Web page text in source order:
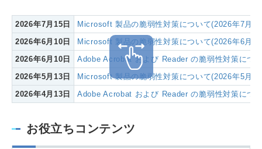
2026年7月15日
Microsoft 製品の脆弱性対策について(2026年7月)
2026年6月10日
Microsoft 製品の脆弱性対策について(2026年6月)
2026年6月10日
Adobe Acrobat および Reader の脆弱性対策につ
2026年5月13日
Microsoft 製品の脆弱性対策について(2026年5月)
2026年4月13日
Adobe Acrobat および Reader の脆弱性対策につ
お役立ちコンテンツ